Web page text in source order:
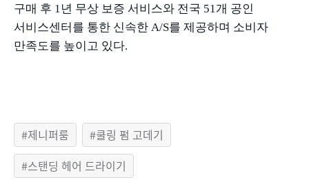
구매 후 1년 무상 보증 서비스와 전국 51개 공인
서비스센터를 통한 신속한 A/S를 제공하며 소비자
만족도를 높이고 있다.
제니퍼룸
쿨링 펌 고데기
스탠딩 헤어 드라이기